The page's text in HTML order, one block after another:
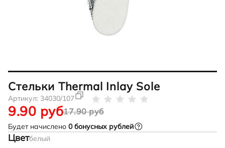
Стельки Thermal Inlay Sole
Артикул: 34030/107
17.90 руб
9.90 руб
Будет начислено 0бонусных рублей
Цветбелый